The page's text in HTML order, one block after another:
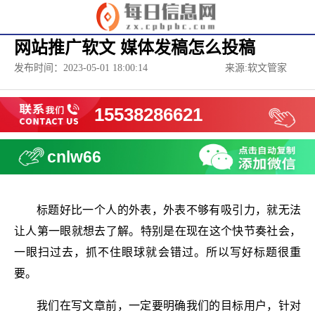
网站推广软文 媒体发稿怎么投稿
发布时间：2023-05-01 18:00:14 来源:软文管家
15538286621
cnlw66
标题好比一个人的外表，外表不够有吸引力，就无法
让人第一眼就想去了解。特别是在现在这个快节奏社会，
一眼扫过去，抓不住眼球就会错过。所以写好标题很重
要。
我们在写文章前，一定要明确我们的目标用户，针对